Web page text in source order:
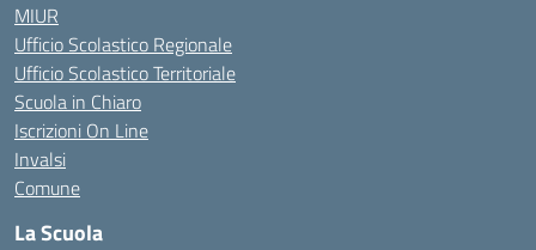
MIUR
Ufficio Scolastico Regionale
Ufficio Scolastico Territoriale
Scuola in Chiaro
Iscrizioni On Line
Invalsi
Comune
La Scuola